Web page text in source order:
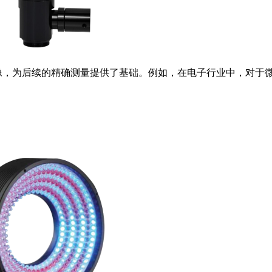
为后续的精确测量提供了基础。例如，在电子行业中，对于